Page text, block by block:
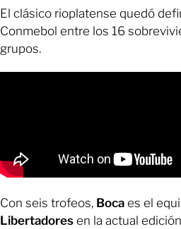
El clásico rioplatense quedó
Conmebol entre los 16
grupos.
Con seis trofeos, Boca es el
Libertadores en la actual